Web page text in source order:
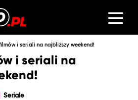
i seriali na najbliższy weekend!
i seriali na
Seriale